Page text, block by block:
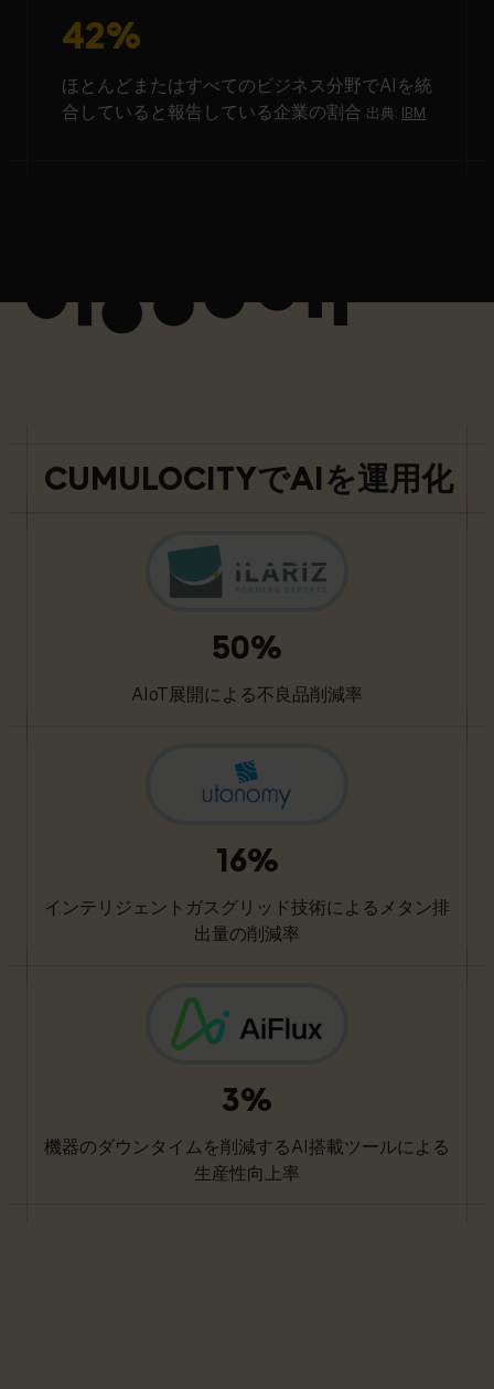
42%
ほとんどまたはすべてのビジネス分野でAIを統
合していると報告している企業の割合 出典: IBM
CUMULOCITYでAIを運用化
50%
AIoT展開による不良品削減率
16%
インテリジェントガスグリッド技術によるメタン排
出量の削減率
3%
機器のダウンタイムを削減するAI搭載ツールによる
生産性向上率